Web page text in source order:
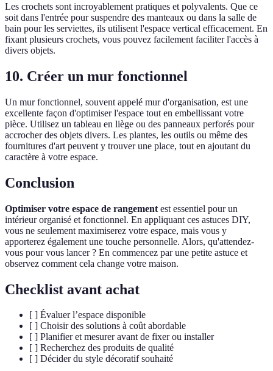
Les crochets sont incroyablement pratiques et polyvalents. Que ce
soit dans l'entrée pour suspendre des manteaux ou dans la salle de
bain pour les serviettes, ils utilisent l'espace vertical efficacement. En
fixant plusieurs crochets, vous pouvez facilement faciliter l'accès à
divers objets.
10. Créer un mur fonctionnel
Un mur fonctionnel, souvent appelé mur d'organisation, est une
excellente façon d'optimiser l'espace tout en embellissant votre
pièce. Utilisez un tableau en liège ou des panneaux perforés pour
accrocher des objets divers. Les plantes, les outils ou même des
fournitures d'art peuvent y trouver une place, tout en ajoutant du
caractère à votre espace.
Conclusion
Optimiser votre espace de rangement est essentiel pour un
intérieur organisé et fonctionnel. En appliquant ces astuces DIY,
vous ne seulement maximiserez votre espace, mais vous y
apporterez également une touche personnelle. Alors, qu'attendez-
vous pour vous lancer ? En commencez par une petite astuce et
observez comment cela change votre maison.
Checklist avant achat
[ ] Évaluer l’espace disponible
[ ] Choisir des solutions à coût abordable
[ ] Planifier et mesurer avant de fixer ou installer
[ ] Recherchez des produits de qualité
[ ] Décider du style décoratif souhaité